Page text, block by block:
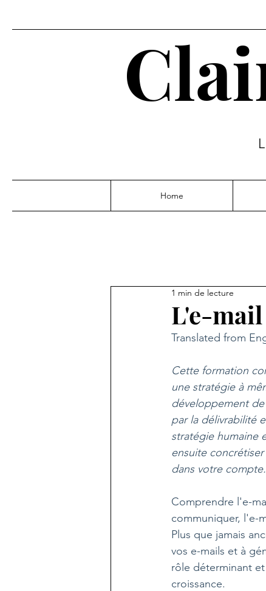
Home
L'e-
1 min de lecture
Translated from
Cette formation
une stratégie à
développement
par la délivrabilité
stratégie humaine
ensuite
dans votre compte.
Comprendre l'e-
communiquer, l'e-
Plus que jamais
vos e-mails et à
rôle déterminant
croissance.